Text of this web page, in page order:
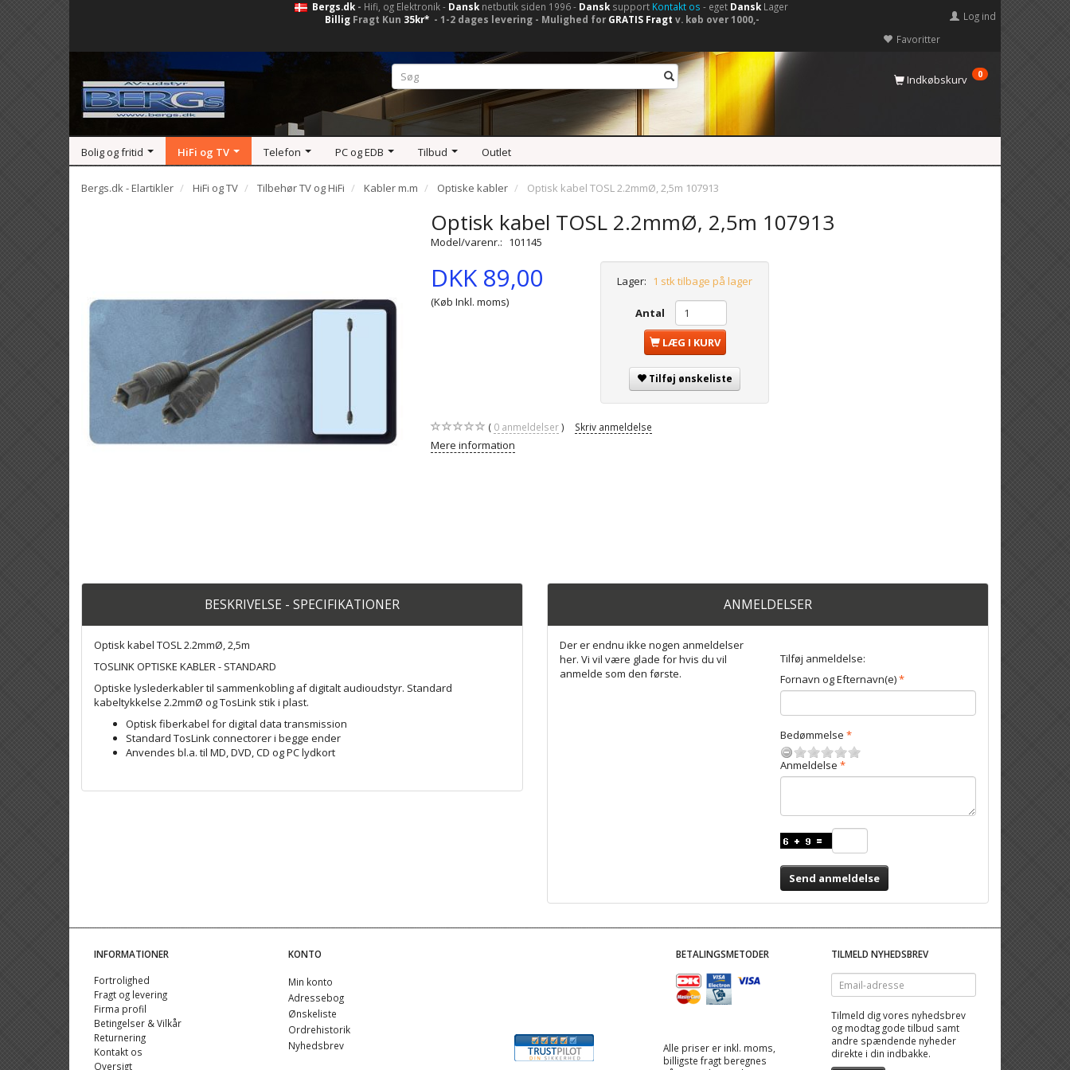
Bergs.dk- Hifi, og Elektronik - Dansknetbutik siden 1996 - Dansksupport Kontakt os - eget DanskLager
Billig Fragt Kun 35kr* - 1-2 dages levering - Mulighed for GRATIS Fragt v. køb over 1000,-
Favoritter
Log ind
Indkøbskurv 0
Bolig og fritid HiFi og TV Telefon PC og EDB Tilbud Outlet
Bergs.dk - Elartikler HiFi og TV Tilbehør TV og HiFi Kabler m.m Optiske kabler Optisk kabel TOSL 2.2mmØ, 2,5m 107913
Optisk kabel TOSL 2.2mmØ, 2,5m 107913
Model/varenr.: 101145
DKK 89,00
(Køb Inkl. moms)
Lager: 1 stk tilbage på lager
Antal
LÆG I KURV
Tilføj ønskeliste
0anmeldelser Skriv anmeldelse
Mere information
BESKRIVELSE - SPECIFIKATIONER
Optisk kabel TOSL 2.2mmØ, 2,5m
TOSLINK OPTISKE KABLER - STANDARD
Optiske lyslederkabler til sammenkobling af digitalt audioudstyr. Standard
kabeltykkelse 2.2mmØ og TosLink stik i plast.
Optisk fiberkabel for digital data transmission
Standard TosLink connectorer i begge ender
Anvendes bl.a. til MD, DVD, CD og PC lydkort
ANMELDELSER
Der er endnu ikke nogen anmeldelser
her. Vi vil være glade for hvis du vil
anmelde som den første.
Tilføj anmeldelse:
Fornavn og Efternavn(e)
Bedømmelse
Anmeldelse
Send anmeldelse
INFORMATIONER
Fortrolighed
Fragt og levering
Firma profil
Betingelser & Vilkår
Returnering
Kontakt os
Oversigt
KONTO
Min konto
Adressebog
Ønskeliste
Ordrehistorik
Nyhedsbrev
BETALINGSMETODER
Alle priser er inkl. moms,
billigste fragt beregnes
TILMELD NYHEDSBREV
Email-
adresse
Tilmeld dig vores nyhedsbrev
og modtag gode tilbud samt
andre spændende nyheder
direkte i din indbakke.